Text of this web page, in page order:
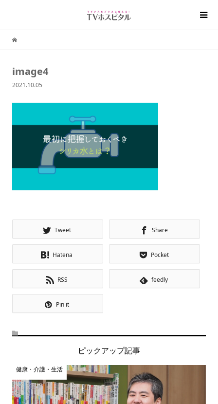
image4
2021.10.05
Tweet Share
Hatena Pocket
RSS feedly
Pin it
ピックアップ記事
健康・介護・生活